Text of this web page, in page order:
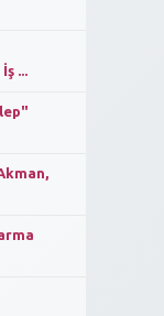
...